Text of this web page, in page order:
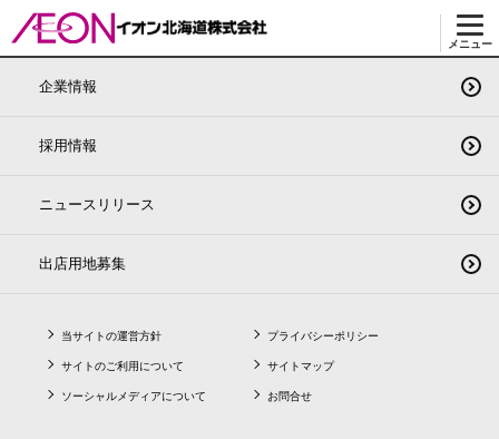
メニュー
AEON OFFICIAL
APP
イオンの
トータルアプリ
企業情報
採用情報
ニュースリリース
出店用地募集
当サイトの運営方針
サイトのご利用について
ソーシャルメディアについて
プライバシーポリシー
サイトマップ
お問合せ